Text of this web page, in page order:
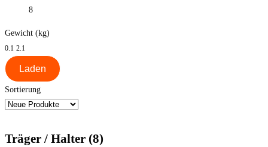
8
Gewicht (kg)
0.1 2.1
Laden
Sortierung
Träger / Halter (8)